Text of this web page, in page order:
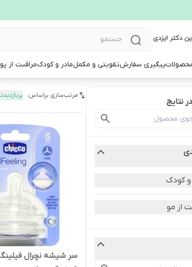
پیگیری سفارشتقویتی و مکملمادر و کودکمراقبت از
نتایج
و کودک
از مو
مرتب‌سازی براساس:
سر شیشه نچرال